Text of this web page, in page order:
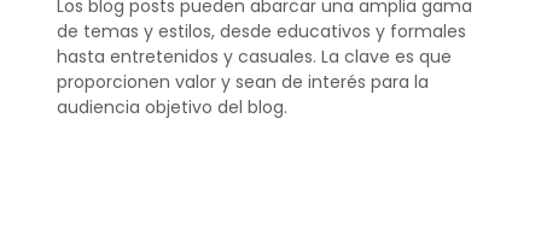
Los blog posts pueden abarcar una amplia gama
de temas y estilos, desde educativos y formales
hasta entretenidos y casuales. La clave es que
proporcionen valor y sean de interés para la
audiencia objetivo del blog.